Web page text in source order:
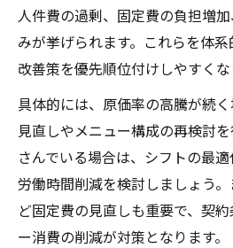
人件費の過剰、固定費の負担増
みが挙げられます。これらを体系
改善策を優先順位付けしやすくな
具体的には、原価率の高騰が続
見直しやメニュー構成の再検討
さんでいる場合は、シフトの最
労働時間削減を検討しましょう
ど固定費の見直しも重要で、契
ー消費の削減が対策となります。